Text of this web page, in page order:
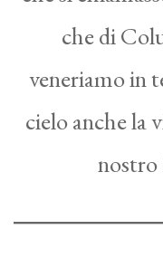
che di
veneriamo in
cielo anche la
nostro